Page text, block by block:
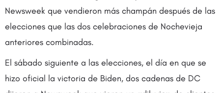
Newsweek que vendieron más champán después de las
elecciones que las dos celebraciones de Nochevieja
anteriores combinadas.
El sábado siguiente a las elecciones, el día en que se
hizo oficial la victoria de Biden, dos cadenas de DC